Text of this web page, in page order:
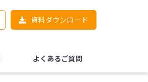
資料ダウンロード
よくあるご質問